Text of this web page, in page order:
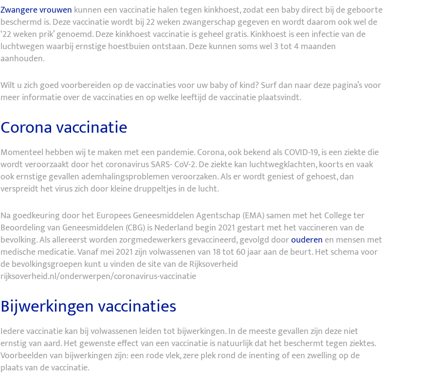
Zwangere vrouwen kunnen een vaccinatie halen tegen kinkhoest, zodat een baby direct bij de geboorte
beschermd is. Deze vaccinatie wordt bij 22 weken zwangerschap gegeven en wordt daarom ook wel de
‘22 weken prik’ genoemd. Deze kinkhoest vaccinatie is geheel gratis. Kinkhoest is een infectie van de
luchtwegen waarbij ernstige hoestbuien ontstaan. Deze kunnen soms wel 3 tot 4 maanden
aanhouden.
Wilt u zich goed voorbereiden op de vaccinaties voor uw baby of kind? Surf dan naar deze pagina’s voor
meer informatie over de vaccinaties en op welke leeftijd de vaccinatie plaatsvindt.
Corona vaccinatie
Momenteel hebben wij te maken met een pandemie. Corona, ook bekend als COVID-19, is een ziekte die
wordt veroorzaakt door het coronavirus SARS- CoV-2. De ziekte kan luchtwegklachten, koorts en vaak
ook ernstige gevallen ademhalingsproblemen veroorzaken. Als er wordt geniest of gehoest, dan
verspreidt het virus zich door kleine druppeltjes in de lucht.
Na goedkeuring door het Europees Geneesmiddelen Agentschap (EMA) samen met het College ter
Beoordeling van Geneesmiddelen (CBG) is Nederland begin 2021 gestart met het vaccineren van de
bevolking. Als allereerst worden zorgmedewerkers gevaccineerd, gevolgd doorouderenen mensen met
medische medicatie. Vanaf mei 2021 zijn volwassenen van 18 tot 60 jaar aan de beurt. Het schema voor
de bevolkingsgroepen kunt u vinden de site van de Rijksoverheid
rijksoverheid.nl/onderwerpen/coronavirus-vaccinatie
Bijwerkingen vaccinaties
Iedere vaccinatie kan bij volwassenen leiden tot bijwerkingen. In de meeste gevallen zijn deze niet
ernstig van aard. Het gewenste effect van een vaccinatie is natuurlijk dat het beschermt tegen ziektes.
Voorbeelden van bijwerkingen zijn: een rode vlek, zere plek rond de inenting of een zwelling op de
plaats van de vaccinatie.